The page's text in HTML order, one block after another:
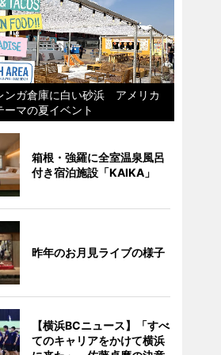
ンガ倉庫に白い砂浜 アメリカ
ーマの夏イベント
箱根・強羅に全室温泉風呂
付き宿泊施設「KAIKA」
昨年のお月見ライブの様子
【横浜BCニュース】「すべ
てのキャリアをかけて横浜